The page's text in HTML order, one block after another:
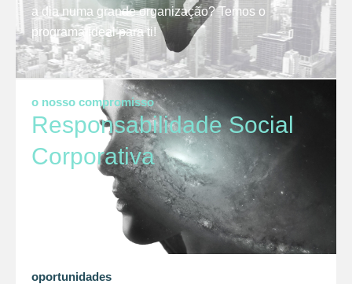
a dia numa grande organização? Temos o
programa ideal para ti!
o nosso compromisso
Responsabilidade Social
Corporativa
oportunidades